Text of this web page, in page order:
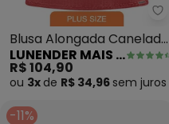
Blusa Alongada Canelada
Plus Size (Rosa) LUNENDER MAIS MULHER
R$ 104,90
ou 3x de R$ 34,96 sem juros
-11%